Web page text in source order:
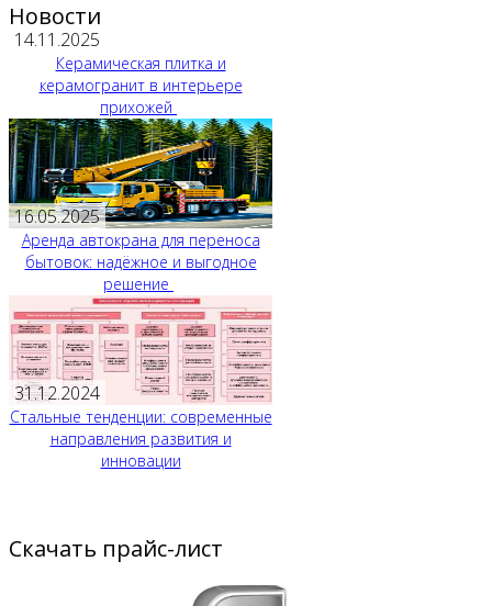
Новости
14.11.2025
Керамическая плитка и
керамогранит в интерьере
прихожей
16.05.2025
Аренда автокрана для переноса
бытовок: надёжное и выгодное
решение
31.12.2024
Стальные тенденции: современные
направления развития и
инновации
Скачать прайс-лист